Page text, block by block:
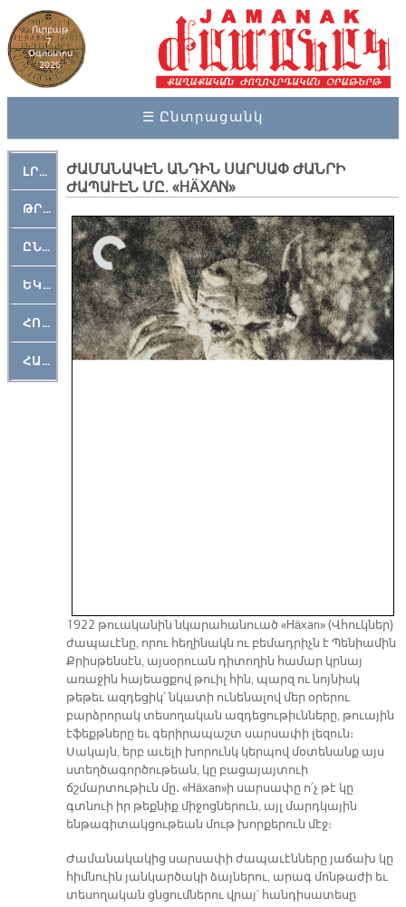
Ուրբաթ
7,
Օգոստոս
2026
☰ Ընտրացանկ
ԼՐԱՀՈՍ
ԹՐՔԱՀԱՅ ԿԵԱՆՔ
ԸՆԿԵՐԱՄՇԱԿՈՒԹԱՅԻՆ
ԵԿԵՂԵՑԱԿԱՆ
ՀՈԳԵՄՏԱՒՈՐ
ՀԱՐԹԱԿ
ԺԱՄԱՆԱԿԷՆ ԱՆԴԻՆ ՍԱՐՍԱՓ ԺԱՆՐԻ
ԺԱՊԱՒԷՆ ՄԸ. «HÄXAN»
1922 թուականին նկարահանուած «Häxan» (Վհուկներ)
ժապաւէնը, որու հեղինակն ու բեմադրիչն է Պենիամին
Քրիսթենսէն, այսօրուան դիտողին համար կրնայ
առաջին հայեացքով թուիլ հին, պարզ ու նոյնիսկ
թեթեւ ազդեցիկ՝ նկատի ունենալով մեր օրերու
բարձրորակ տեսողական ազդեցութիւնները, թուային
էֆեքթները եւ գերիրապաշտ սարսափի լեզուն։
Սակայն, երբ աւելի խորունկ կերպով մօտենանք այս
ստեղծագործութեան, կը բացայայտուի
ճշմարտութիւն մը․ «Häxan»ի սարսափը ո՛չ թէ կը
գտնուի իր թեքնիք միջոցներուն, այլ մարդկային
ենթագիտակցութեան մութ խորքերուն մէջ։
Ժամանակակից սարսափի ժապաւէնները յաճախ կը
հիմնուին յանկարծակի ձայներու, արագ մոնթաժի եւ
տեսողական ցնցումներու վրայ՝ հանդիսատեսը